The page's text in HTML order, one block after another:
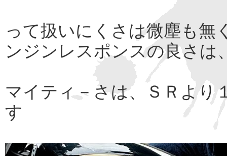
って扱いにくさは微塵も無
ンジンレスポンスの良さは
マイティ－さは、ＳＲより
す